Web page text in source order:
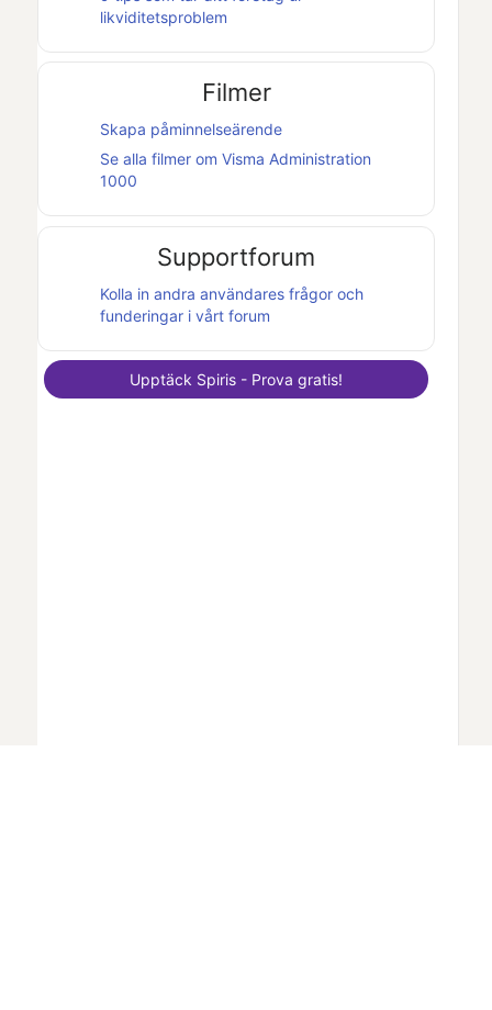
likviditetsproblem
Filmer
Skapa påminnelseärende
Se alla filmer om Visma Administration
1000
Supportforum
Kolla in andra användares frågor och
funderingar i vårt forum
Upptäck Spiris - Prova gratis!